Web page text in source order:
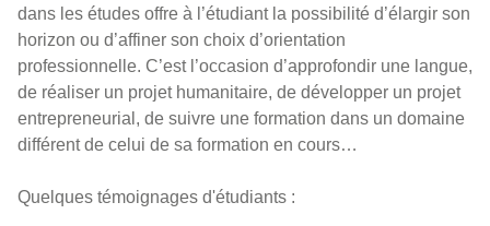
dans les études offre à l’étudiant la possibilité d’élargir son
horizon ou d’affiner son choix d’orientation
professionnelle. C’est l’occasion d’approfondir une langue,
de réaliser un projet humanitaire, de développer un projet
entrepreneurial, de suivre une formation dans un domaine
différent de celui de sa formation en cours…
Quelques témoignages d'étudiants :